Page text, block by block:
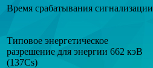
Время срабатывания сигнализации
Типовое энергетическое
разрешение для энергии 662 кэВ
(137Cs)